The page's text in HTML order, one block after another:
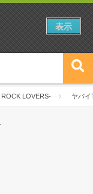
LOVERS- ヤバイ
表示